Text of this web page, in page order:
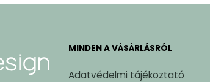
MINDEN A VÁSÁRLÁSRÓL
Adatvédelmi tájékoztató